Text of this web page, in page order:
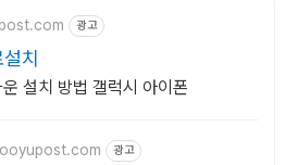
광고
치
설치 방법 갤럭시 아이폰
광고